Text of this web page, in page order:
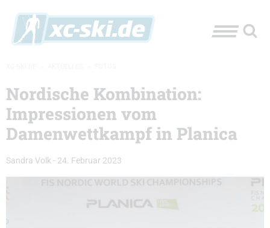
Nordische Kombination:
Impressionen vom
Damenwettkampf in Planica
Sandra Volk- 24. Februar 2023